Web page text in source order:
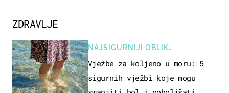
ZDRAVLJE
NAJSIGURNIJI OBLIK
REKREACIJE
Vježbe za koljeno u moru: 5
sigurnih vježbi koje mogu